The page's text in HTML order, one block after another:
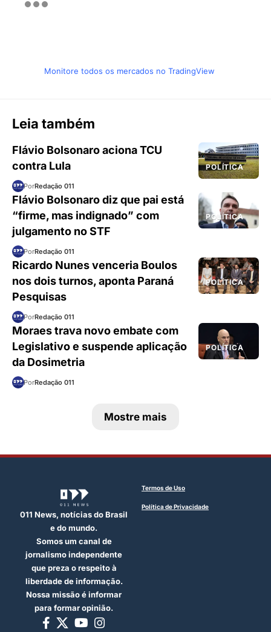
Monitore todos os mercados no TradingView
Leia também
POLÍTICA
Flávio Bolsonaro aciona TCU
contra Lula
PorRedação 011
POLÍTICA
Flávio Bolsonaro diz que pai está
“firme, mas indignado” com
julgamento no STF
PorRedação 011
POLÍTICA
Ricardo Nunes venceria Boulos
nos dois turnos, aponta Paraná
Pesquisas
PorRedação 011
POLÍTICA
Moraes trava novo embate com
Legislativo e suspende aplicação
da Dosimetria
PorRedação 011
Mostre mais
011 News, notícias do Brasil
e do mundo.
Somos um canal de
jornalismo independente
que preza o respeito à
liberdade de informação.
Nossa missão é informar
para formar opinião.
Termos de Uso
Política de Privacidade